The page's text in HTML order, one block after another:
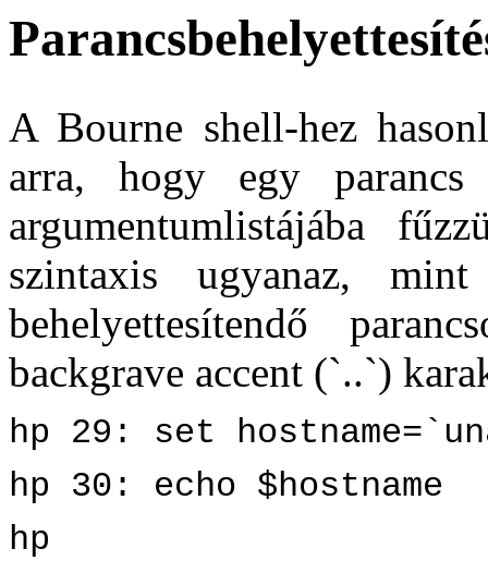
A Bourne shell-hez
arra, hogy egy parancs
argumentumlistájába
szintaxis ugyanaz,
behelyettesítendő
backgrave accent (`..`)
hp 29: set
hp 30: echo $hostname
hp